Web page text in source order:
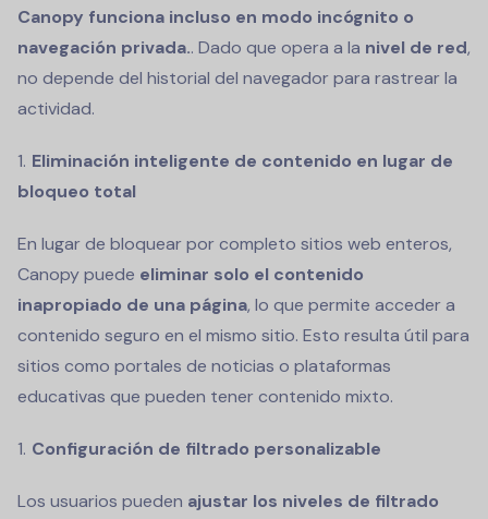
Canopy funciona incluso en modo incógnito o
navegación privada.. Dado que opera a la nivel de red,
no depende del historial del navegador para rastrear la
actividad.
Eliminación inteligente de contenido en lugar de
bloqueo total
En lugar de bloquear por completo sitios web enteros,
Canopy puede eliminar solo el contenido
inapropiado de una página, lo que permite acceder a
contenido seguro en el mismo sitio. Esto resulta útil para
sitios como portales de noticias o plataformas
educativas que pueden tener contenido mixto.
Configuración de filtrado personalizable
Los usuarios pueden ajustar los niveles de filtrado